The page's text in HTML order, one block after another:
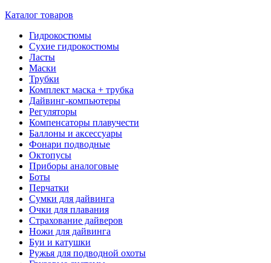
Каталог товаров
Гидрокостюмы
Сухие гидрокостюмы
Ласты
Маски
Трубки
Комплект маска + трубка
Дайвинг-компьютеры
Регуляторы
Компенсаторы плавучести
Баллоны и аксессуары
Фонари подводные
Октопусы
Приборы аналоговые
Боты
Перчатки
Сумки для дайвинга
Очки для плавания
Страхование дайверов
Ножи для дайвинга
Буи и катушки
Ружья для подводной охоты